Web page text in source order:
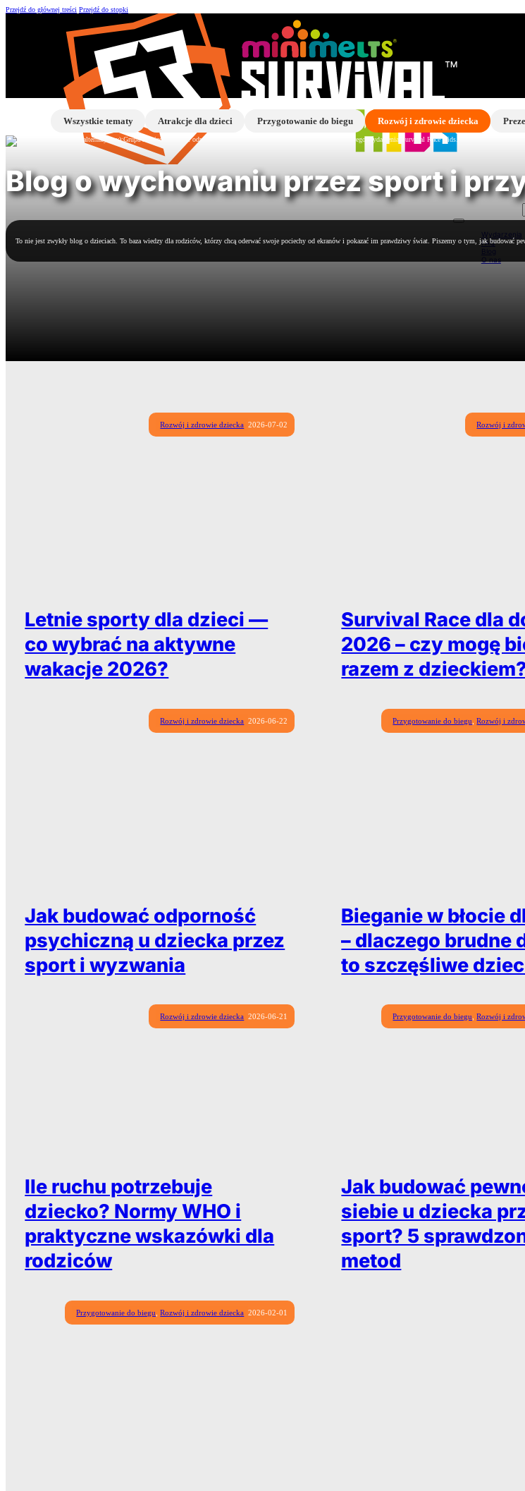
Przejdź do głównej treści Przejdź do stopki
Wydarzenia
FAQ
Blog
Wydarzenia
FAQ
Wszystkie tematy Atrakcje dla dzieci Przygotowanie do biegu Rozwój i zdrowie dziecka
Blog o wychowaniu przez sport i
To nie jest zwykły blog o dzieciach. To baza wiedzy dla rodziców, którzy chcą oderwać swoje pociechy od ekranów i pokazać im prawdziwy świat. Piszemy o tym, jak budować
Letnie sporty dla dzieci —
co wybrać na aktywne
wakacje 2026?
Rozwój i zdrowie dziecka 2026-07-02
Survival Race Kids — bieg z przeszkodami dla dzieci
Survival Race dla
2026 – czy mogę
razem z
Rozwój i
Jak budować odporność
psychiczną u dziecka przez
sport i wyzwania
Rozwój i zdrowie dziecka 2026-06-22
Bieganie w błocie
– dlaczego brudne
to szczęśliwe
Przygotowanie do biegu ,Rozwój i
Ile ruchu potrzebuje
dziecko? Normy WHO i
praktyczne wskazówki dla
rodziców
Rozwój i zdrowie dziecka 2026-06-21
Jak budować
siebie u dziecka
sport? 5
metod
Przygotowanie do biegu ,Rozwój i
Przygotowanie do biegu ,Rozwój i zdrowie dziecka 2026-02-01